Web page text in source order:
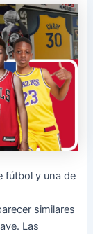
fútbol y una de
similares
Las